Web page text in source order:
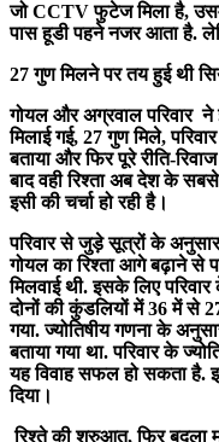
जो CCTV फुटेज मिला है,
पास हूडी पहने नजर आता है.
27 गुण मिलने पर तय हुई थी
गोयल और अग्रवाल परिवार
मिलाई गई, 27 गुण मिले,
बताया और फिर पूरे रीति-
बाद वही रिश्ता अब देश के
इसी की चर्चा हो रही है।
परिवार से जुड़े सूत्रों के
गोयल का रिश्ता आगे बढ़ाने से
मिलवाई थी. इसके लिए परिवार
दोनों की कुंडलियों में 36 में से
गया. ज्योतिषीय गणना के
बताया गया था. परिवार के
यह विवाह सफल हो सकता है.
दिया।
रिश्ते की शुरुआत, फिर बदला